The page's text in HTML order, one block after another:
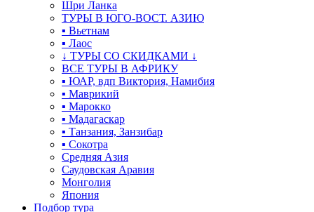
Шри Ланка
ТУРЫ В ЮГО-ВОСТ. АЗИЮ
▪ Вьетнам
▪ Лаос
↓ ТУРЫ СО СКИДКАМИ ↓
ВСЕ ТУРЫ В АФРИКУ
▪ ЮАР, вдп Виктория, Намибия
▪ Маврикий
▪ Марокко
▪ Мадагаскар
▪ Танзания, Занзибар
▪ Сокотра
Средняя Азия
Саудовская Аравия
Монголия
Япония
Подбор тура